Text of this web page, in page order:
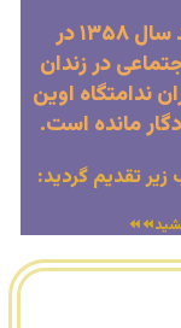
شهیده سیده عاطفه بعاج‌زاده متولد سال ۱۳۵۸ در
در زندان
ندامتگاه اوین
مانده است.
زیر تقدیم گردید: